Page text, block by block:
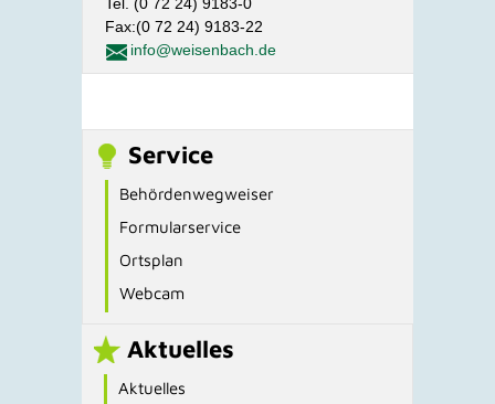
Fax:(0 72 24) 9183-22
info@weisenbach.de
Service
Behördenwegweiser
Formularservice
Ortsplan
Webcam
Aktuelles
Aktuelles